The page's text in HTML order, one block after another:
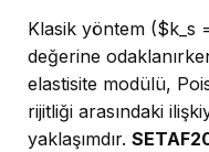
Klasik yöntem ($k_s
değerine
elastisite modülü,
rijitliği arasındaki
yaklaşımdır.